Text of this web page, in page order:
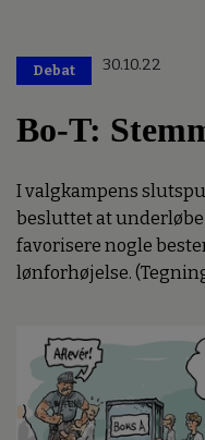
Debat 30.10.22
Bo-T:
I valgkampens
besluttet at
favorisere nogle
lønforhøjelse.